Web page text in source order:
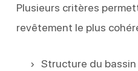
Plusieurs critères
revêtement le plus
Structure du bassin